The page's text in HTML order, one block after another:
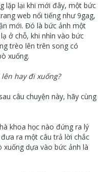
lặp lại khi mới đây, một bức
web nổi tiếng như 9gag,
mới. Đó là bức ảnh một
ở chỗ, khi nhìn vào bức
trèo lên trên song có
xuống.
hay đi xuống?
câu chuyện này, hãy cùng
khoa học nào đứng ra lý
đưa ra một câu trả lời chắc
dựa vào bức ảnh là